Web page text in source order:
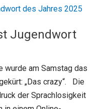
Jugendwort
wurde am Samstag das
„Das crazy“. Die
der Sprachlosigkeit